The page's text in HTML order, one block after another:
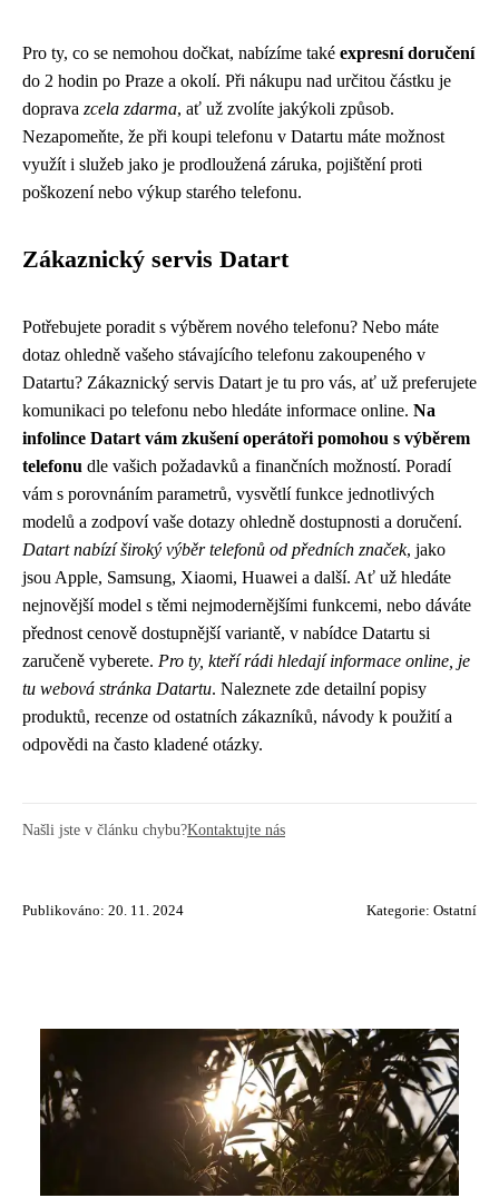
Pro ty, co se nemohou dočkat, nabízíme také expresní doručení
do 2 hodin po Praze a okolí. Při nákupu nad určitou částku je
doprava zcela zdarma, ať už zvolíte jakýkoli způsob.
Nezapomeňte, že při koupi telefonu v Datartu máte možnost
využít i služeb jako je prodloužená záruka, pojištění proti
poškození nebo výkup starého telefonu.
Zákaznický servis Datart
Potřebujete poradit s výběrem nového telefonu? Nebo máte
dotaz ohledně vašeho stávajícího telefonu zakoupeného v
Datartu? Zákaznický servis Datart je tu pro vás, ať už preferujete
komunikaci po telefonu nebo hledáte informace online. Na
infolince Datart vám zkušení operátoři pomohou s výběrem
telefonu dle vašich požadavků a finančních možností. Poradí
vám s porovnáním parametrů, vysvětlí funkce jednotlivých
modelů a zodpoví vaše dotazy ohledně dostupnosti a doručení.
Datart nabízí široký výběr telefonů od předních značek, jako
jsou Apple, Samsung, Xiaomi, Huawei a další. Ať už hledáte
nejnovější model s těmi nejmodernějšími funkcemi, nebo dáváte
přednost cenově dostupnější variantě, v nabídce Datartu si
zaručeně vyberete. Pro ty, kteří rádi hledají informace online, je
tu webová stránka Datartu. Naleznete zde detailní popisy
produktů, recenze od ostatních zákazníků, návody k použití a
odpovědi na často kladené otázky.
Našli jste v článku chybu?Kontaktujte nás
Publikováno: 20. 11. 2024 Kategorie: Ostatní